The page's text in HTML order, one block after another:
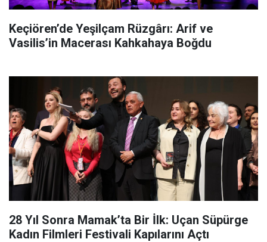
Keçiören’de Yeşilçam Rüzgârı: Arif ve
Vasilis’in Macerası Kahkahaya Boğdu
28 Yıl Sonra Mamak’ta Bir İlk: Uçan Süpürge
Kadın Filmleri Festivali Kapılarını Açtı